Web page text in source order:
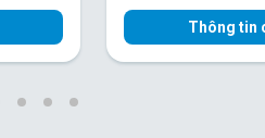
Thông tin